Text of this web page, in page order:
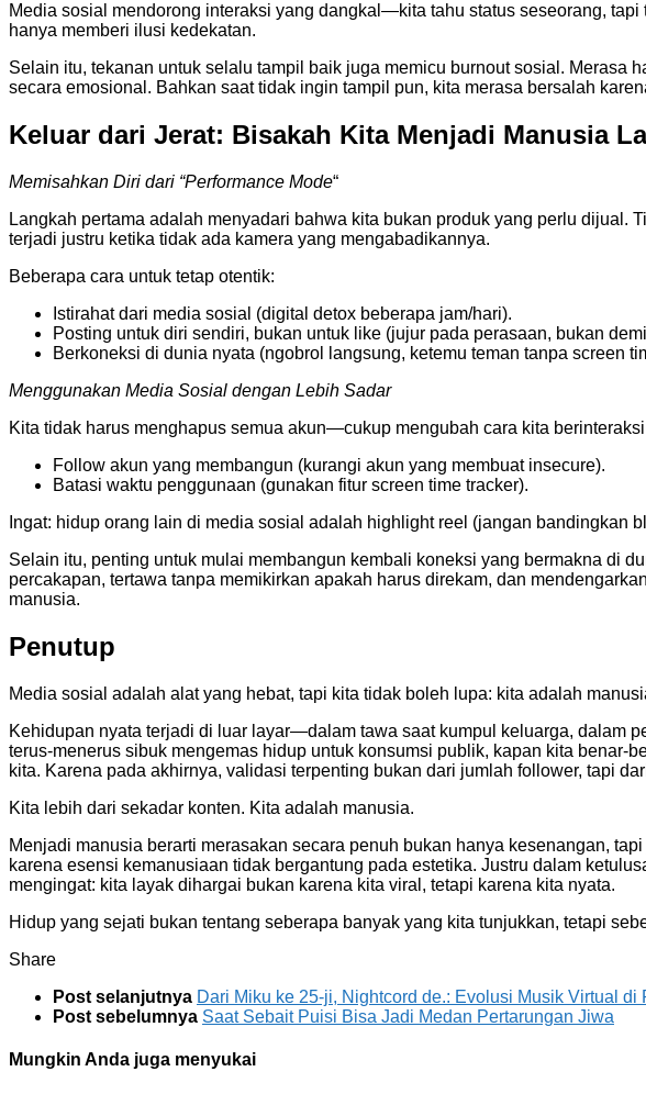
Media sosial mendorong interaksi yang dangkal—kita tahu status seseorang,
hanya memberi ilusi kedekatan.
Selain itu, tekanan untuk selalu tampil baik juga memicu burnout sosial. Merasa
secara emosional. Bahkan saat tidak ingin tampil pun, kita merasa bersalah
Keluar dari Jerat: Bisakah Kita Menjadi Manusia
Memisahkan Diri dari “Performance Mode“
Langkah pertama adalah menyadari bahwa kita bukan produk yang perlu
terjadi justru ketika tidak ada kamera yang mengabadikannya.
Beberapa cara untuk tetap otentik:
Istirahat dari media sosial (digital detox beberapa jam/hari).
Posting untuk diri sendiri, bukan untuk like (jujur pada perasaan, bukan
Berkoneksi di dunia nyata (ngobrol langsung, ketemu teman tanpa screen
Menggunakan Media Sosial dengan Lebih Sadar
Kita tidak harus menghapus semua akun—cukup mengubah cara kita
Follow akun yang membangun (kurangi akun yang membuat insecure).
Batasi waktu penggunaan (gunakan fitur screen time tracker).
Ingat: hidup orang lain di media sosial adalah highlight reel (jangan bandingkan
Selain itu, penting untuk mulai membangun kembali koneksi yang bermakna di
percakapan, tertawa tanpa memikirkan apakah harus direkam, dan
manusia.
Penutup
Media sosial adalah alat yang hebat, tapi kita tidak boleh lupa: kita adalah
Kehidupan nyata terjadi di luar layar—dalam tawa saat kumpul keluarga, dalam
terus-menerus sibuk mengemas hidup untuk konsumsi publik, kapan kita
kita. Karena pada akhirnya, validasi terpenting bukan dari jumlah follower, tapi
Kita lebih dari sekadar konten. Kita adalah manusia.
Menjadi manusia berarti merasakan secara penuh bukan hanya kesenangan,
karena esensi kemanusiaan tidak bergantung pada estetika. Justru dalam
mengingat: kita layak dihargai bukan karena kita viral, tetapi karena kita nyata.
Hidup yang sejati bukan tentang seberapa banyak yang kita tunjukkan, tetapi
Share
Post selanjutnya Dari Miku ke 25-ji, Nightcord de.: Evolusi Musik Virtual di
Post sebelumnya Saat Sebait Puisi Bisa Jadi Medan Pertarungan Jiwa
Mungkin Anda juga menyukai